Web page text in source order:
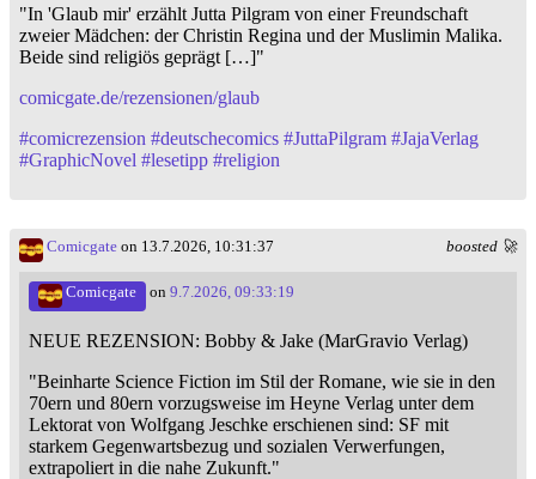
"In 'Glaub mir' erzählt Jutta Pilgram von einer Freundschaft
zweier Mädchen: der Christin Regina und der Muslimin Malika.
Beide sind religiös geprägt […]"
comicgate.de/rezensionen/glaub
#comicrezension #deutschecomics #JuttaPilgram #JajaVerlag
#GraphicNovel #lesetipp #religion
boosted 🚀
Comicgate on 13.7.2026, 10:31:37
Comicgate on 9.7.2026, 09:33:19
NEUE REZENSION: Bobby & Jake (MarGravio Verlag)
"Beinharte Science Fiction im Stil der Romane, wie sie in den
70ern und 80ern vorzugsweise im Heyne Verlag unter dem
Lektorat von Wolfgang Jeschke erschienen sind: SF mit
starkem Gegenwartsbezug und sozialen Verwerfungen,
extrapoliert in die nahe Zukunft."